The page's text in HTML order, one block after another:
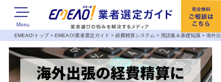
EMEAO!トップ>EMEAO!業者選定ガイド > 経費精算システム > 用語集＆基礎知識 >海外